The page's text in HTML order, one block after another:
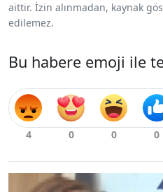
aittir. İzin alınmadan, kaynak
edilemez.
Bu habere emoji ile